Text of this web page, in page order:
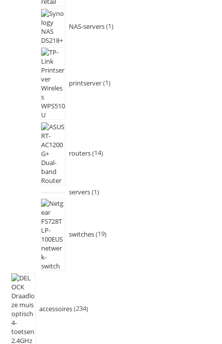
NAS-servers 1
printserver 1
routers 14
servers 1
switches 19
accessoires 234